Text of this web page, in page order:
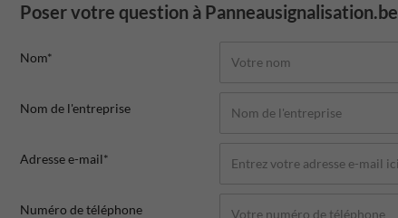
Poser votre question à Panneausignalisation.be
Nom*
Nom de l'entreprise
Adresse e-mail*
Numéro de téléphone